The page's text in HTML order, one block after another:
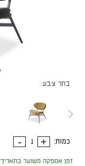
בחר צבע:
כמות:
זמן אספקה משוער בתאריך 19/08/2026